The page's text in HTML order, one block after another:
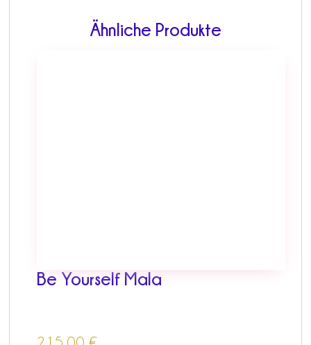
Ähnliche Produkte
Be Yourself Mala